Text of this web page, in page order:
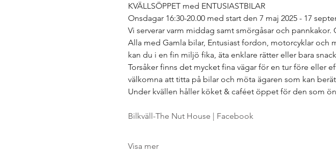
KVÄLLSÖPPET med ENTUSIASTBILAR
Onsdagar 16:30-20.00 med start den 7 maj 2025 - 17
Vi serverar varm middag samt smörgåsar och
Alla med Gamla bilar, Entusiast fordon, motorcyklar och
kan du i en fin miljö fika, äta enklare rätter eller bara
Torsåker finns det mycket fina vägar för en tur före eller
välkomna att titta på bilar och möta ägaren som kan
Under kvällen håller köket & caféet öppet för den som
Bilkväll-The Nut House | Facebook
Visa mer